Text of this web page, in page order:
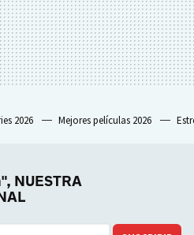
2026 Mejores películas 2026
NUESTRA